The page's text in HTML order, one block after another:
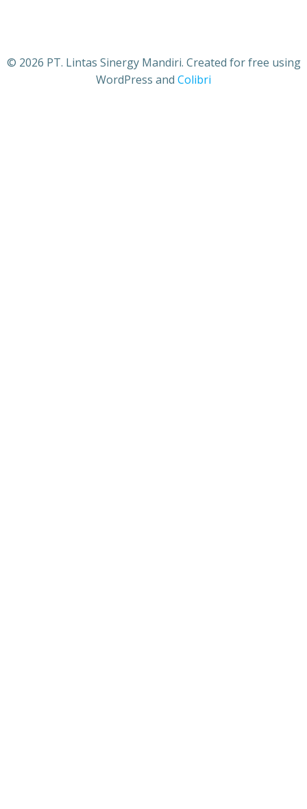
© 2026 PT. Lintas Sinergy Mandiri. Created for free using
WordPress and Colibri